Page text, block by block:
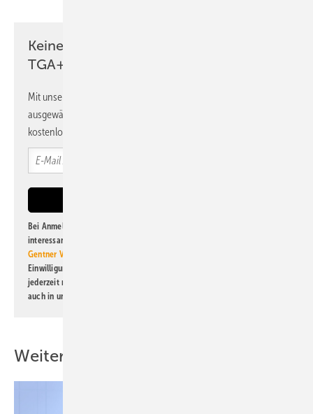
Keine Zeit? Kein Problem mit dem
TGA+E Newsletter!
Mit unserem Newsletter erhalten Sie regelmäßig von uns
ausgewählte Informationen und Neuigkeiten, gebündelt und
kostenlos direkt ins Postfach.
Bei Anmeldung zu diesem Newsletter bin ich damit einverstanden, über
interessante Verlags- und Online-Angebote
Gentner Verlag GmbH & Co. KG
Einwilligung kann ich jederzeit widerrufen und eine Abmeldung ist
jederzeit möglich. Informationen zum Umgang mit Daten finden Sie
auch in unserer
Weitere Inhalte